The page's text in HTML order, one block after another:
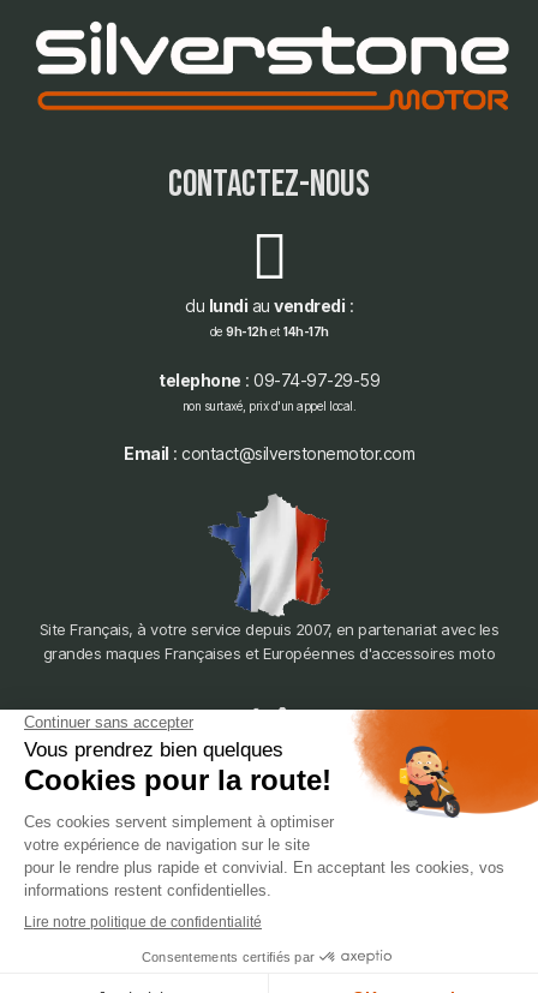
contactez-nous
du lundi au vendredi :
de 9h-12het 14h-17h
telephone : 09-74-97-29-59
non surtaxé, prix d'un appel local.
Email : contact@silverstonemotor.com
Site Français, à votre service depuis 2007, en partenariat avec les
grandes maques Françaises et Européennes d'accessoires moto
388 Av. Charles de Gaulle, 69200 Vénissieux